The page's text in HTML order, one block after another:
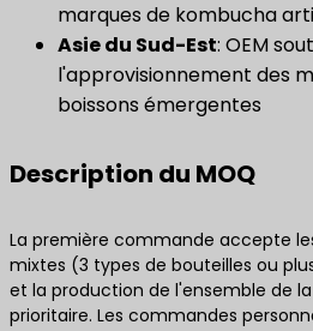
marques de kombucha
​Asie du Sud-Est​: OEM
l'approvisionnement des
boissons émergentes
Description du MOQ
La première commande accepte
mixtes (3 types de bouteilles ou
et la production de l'ensemble de
prioritaire. Les commandes